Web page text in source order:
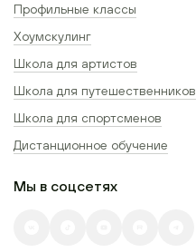
Профильные классы
Хоумскулинг
Школа для артистов
Школа для путешественников
Школа для спортсменов
Дистанционное обучение
Мы в соцсетях